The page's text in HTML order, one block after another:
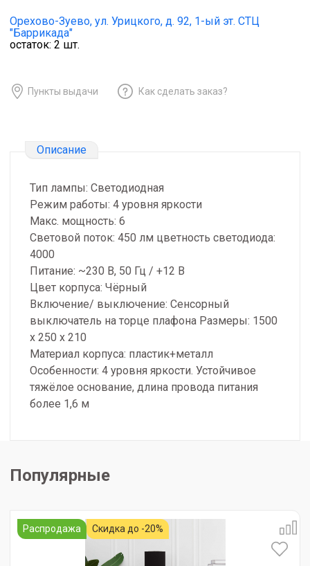
Орехово-Зуево, ул. Урицкого, д. 92, 1-ый эт. СТЦ
"Баррикада"
остаток: 2 шт.
Пункты выдачи Как сделать заказ?
Описание
Тип лампы: Светодиодная
Режим работы: 4 уровня яркости
Макс. мощность: 6
Световой поток: 450 лм цветность светодиода:
4000
Питание: ~230 В, 50 Гц / +12 В
Цвет корпуса: Чёрный
Включение/ выключение: Сенсорный
выключатель на торце плафона Размеры: 1500
х 250 х 210
Материал корпуса: пластик+металл
Особенности: 4 уровня яркости. Устойчивое
тяжёлое основание, длина провода питания
более 1,6 м
Популярные
Распродажа Скидка до -20%